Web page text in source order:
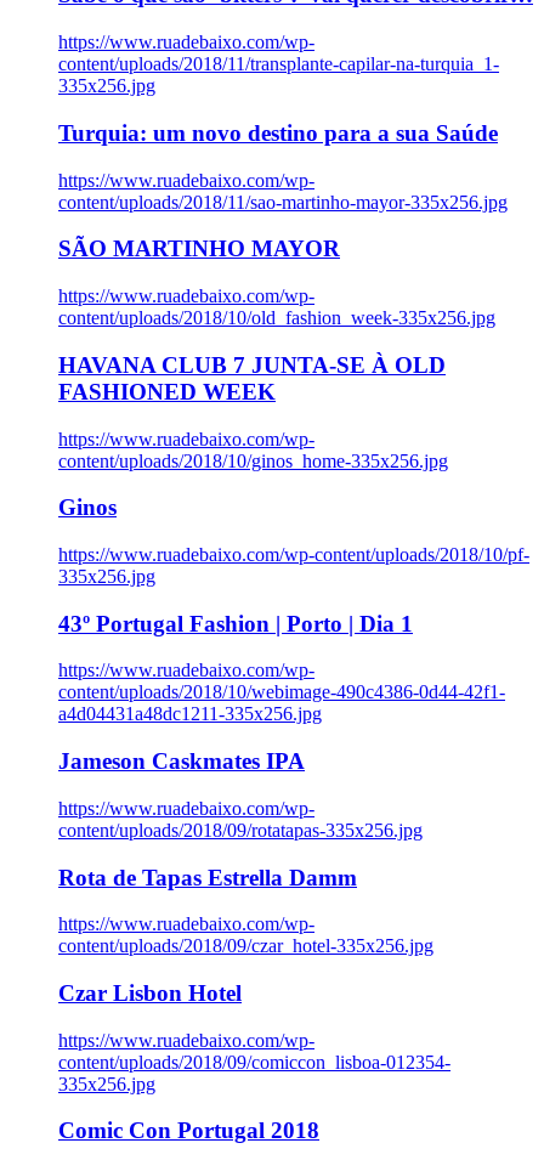
https://www.ruadebaixo.com/wp-
content/uploads/2018/11/transplante-capilar-na-turquia_1-
335x256.jpg
Turquia: um novo destino para a sua Saúde
https://www.ruadebaixo.com/wp-
content/uploads/2018/11/sao-martinho-mayor-335x256.jpg
SÃO MARTINHO MAYOR
https://www.ruadebaixo.com/wp-
content/uploads/2018/10/old_fashion_week-335x256.jpg
HAVANA CLUB 7 JUNTA-SE À OLD
FASHIONED WEEK
https://www.ruadebaixo.com/wp-
content/uploads/2018/10/ginos_home-335x256.jpg
Ginos
https://www.ruadebaixo.com/wp-content/uploads/2018/10/pf-
335x256.jpg
43º Portugal Fashion | Porto | Dia 1
https://www.ruadebaixo.com/wp-
content/uploads/2018/10/webimage-490c4386-0d44-42f1-
a4d04431a48dc1211-335x256.jpg
Jameson Caskmates IPA
https://www.ruadebaixo.com/wp-
content/uploads/2018/09/rotatapas-335x256.jpg
Rota de Tapas Estrella Damm
https://www.ruadebaixo.com/wp-
content/uploads/2018/09/czar_hotel-335x256.jpg
Czar Lisbon Hotel
https://www.ruadebaixo.com/wp-
content/uploads/2018/09/comiccon_lisboa-012354-
335x256.jpg
Comic Con Portugal 2018